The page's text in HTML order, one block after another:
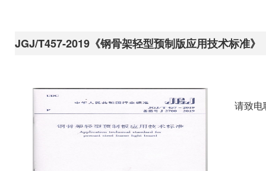
JGJ/T457-2019《钢骨架轻型预制版应用技术标准》
请致电